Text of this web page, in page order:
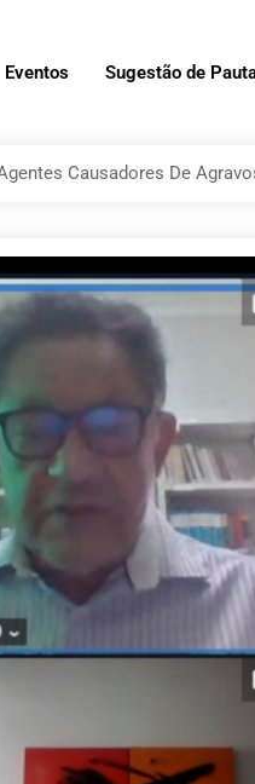
Eventos Sugestão de
Causadores De